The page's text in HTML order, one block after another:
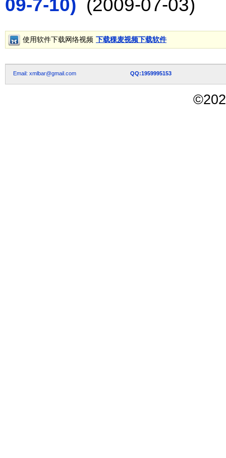
09-7-10) (2009-07-03)
使用软件下载网络视频 下载稞麦视频下载软件
Email: xmlbar@gmail.com QQ:1959995153
©